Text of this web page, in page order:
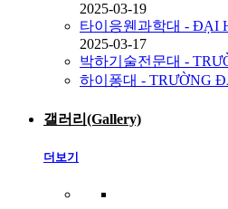
2025-03-19
타이응웬과학대 - ĐẠI
2025-03-17
박하기술전문대 -
하이퐁대 - TRƯỜNG
갤러리(Gallery)
더보기